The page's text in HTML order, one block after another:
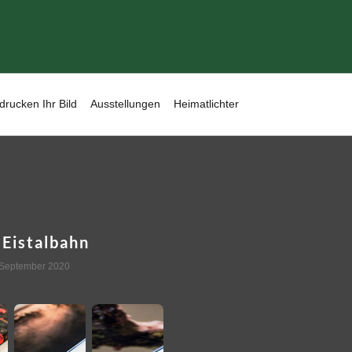
Ihr Bild Ausstellungen Heimatlichter
2020